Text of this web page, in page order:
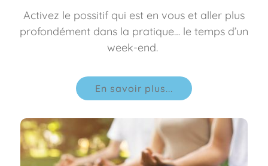
Activez le possitif qui est en vous et aller plus
profondément dans la pratique… le temps d’un
week-end.
En savoir plus...